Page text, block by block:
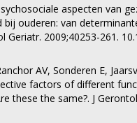
aspecten van
bij ouderen: van
Geriatr. 2009;40253-261.
AV, Sonderen E,
factors of different
these the same?. J